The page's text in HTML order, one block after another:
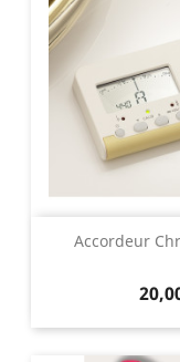
Accordeur